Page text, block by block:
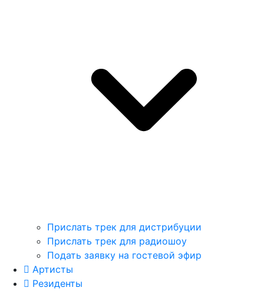
Прислать трек для дистрибуции
Прислать трек для радиошоу
Подать заявку на гостевой эфир
Артисты
Резиденты